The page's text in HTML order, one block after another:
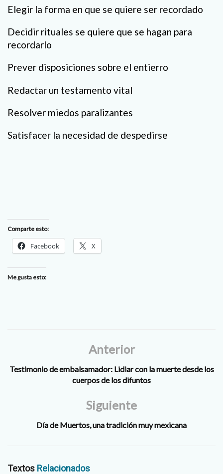
Elegir la forma en que se quiere ser recordado
Decidir rituales se quiere que se hagan para
recordarlo
Prever disposiciones sobre el entierro
Redactar un testamento vital
Resolver miedos paralizantes
Satisfacer la necesidad de despedirse
Comparte esto:
Facebook X
Me gusta esto:
Anterior
Testimonio de embalsamador: Lidiar con la muerte desde los
cuerpos de los difuntos
Siguiente
Día de Muertos, una tradición muy mexicana
Textos Relacionados